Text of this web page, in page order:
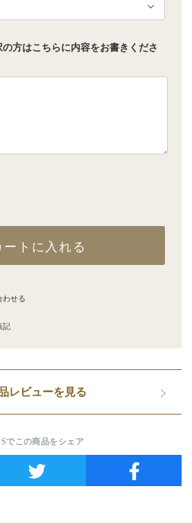
の方はこちらに内容をお書きくださ
ートに入れる
わせる
記
レビューを見る
でこの商品をシェア